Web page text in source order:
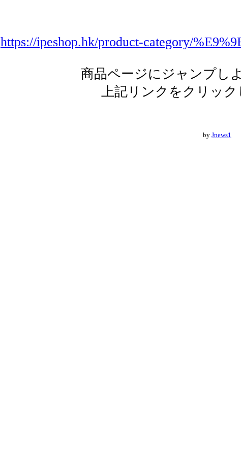
https://ipeshop.hk/product-category/
商品ページにジャンプし
上記リンクをクリック
by Jnews1